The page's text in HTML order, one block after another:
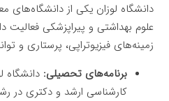
دانشگاه لوزان یکی از
علوم بهداشتی و پیراپزشکی فعالیت
زمینه‌های فیزیوتراپی، پرستاری و
برنامه‌های تحصیلی: دانشگاه
کارشناسی ارشد و دکتری در